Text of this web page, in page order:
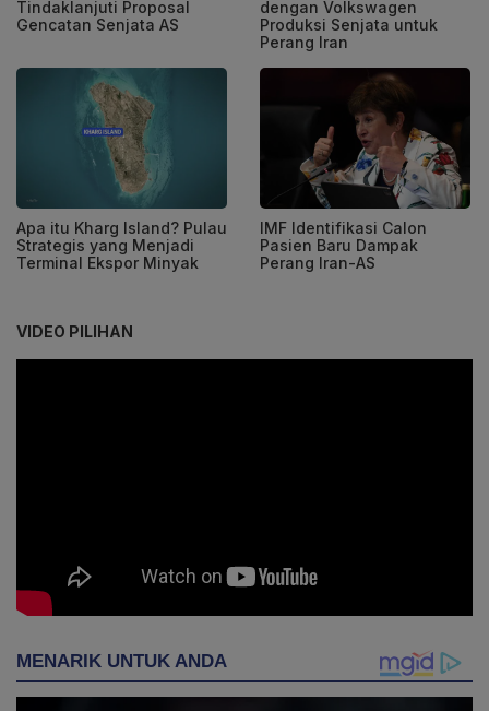
Tindaklanjuti Proposal
Gencatan Senjata AS
dengan Volkswagen
Produksi Senjata untuk
Perang Iran
Apa itu Kharg Island? Pulau
Strategis yang Menjadi
Terminal Ekspor Minyak
IMF Identifikasi Calon
Pasien Baru Dampak
Perang Iran-AS
VIDEO PILIHAN